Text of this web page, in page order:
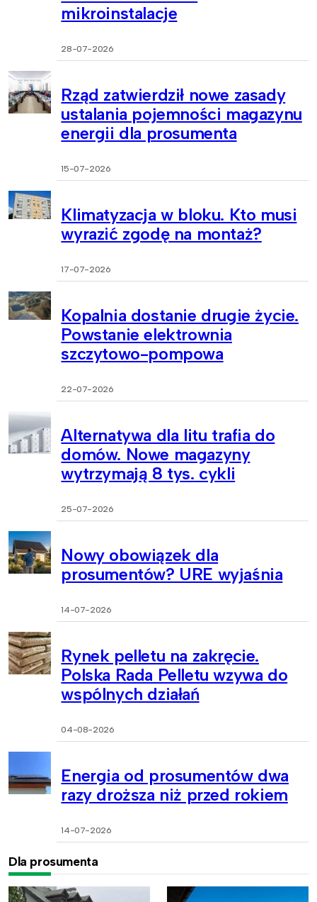
mikroinstalacje
28-07-2026
Rząd zatwierdził nowe zasady
ustalania pojemności magazynu
energii dla prosumenta
15-07-2026
Klimatyzacja w bloku. Kto musi
wyrazić zgodę na montaż?
17-07-2026
Kopalnia dostanie drugie życie.
Powstanie elektrownia
szczytowo-pompowa
22-07-2026
Alternatywa dla litu trafia do
domów. Nowe magazyny
wytrzymają 8 tys. cykli
25-07-2026
Nowy obowiązek dla
prosumentów? URE wyjaśnia
14-07-2026
Rynek pelletu na zakręcie.
Polska Rada Pelletu wzywa do
wspólnych działań
04-08-2026
Energia od prosumentów dwa
razy droższa niż przed rokiem
14-07-2026
Dla prosumenta